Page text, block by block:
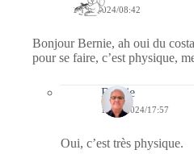
16/02/2024/08:42
Bonjour Bernie, ah oui du
pour se faire, c’est physique,
Bernie
16/02/2024/17:57
Oui, c’est très physique.